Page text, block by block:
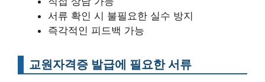
서류 확인 시 불필요한 실수 방지
즉각적인 피드백 가능
교원자격증 발급에 필요한 서류